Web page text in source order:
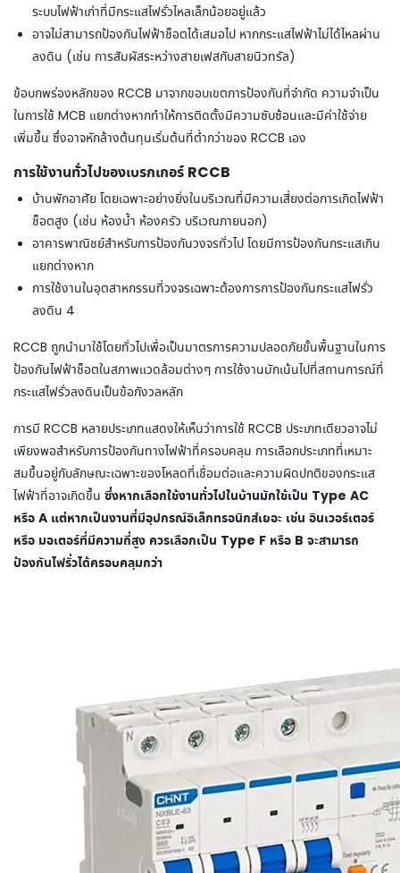
ระบบไฟฟ้าเก่าที่มีกระแสไฟรั่วไหลเล็กน้อยอยู่แล้ว
อาจไม่สามารถป้องกันไฟฟ้าช็อตได้เสมอไป หากกระแสไฟฟ้าไม่ได้ไหลผ่าน
ลงดิน (เช่น การสัมผัสระหว่างสายเฟสกับสายนิวทรัล)
ข้อบกพร่องหลักของ RCCB มาจากขอบเขตการป้องกันที่จำกัด ความจำเป็น
ในการใช้ MCB แยกต่างหากทำให้การติดตั้งมีความซับซ้อนและมีค่าใช้จ่าย
เพิ่มขึ้น ซึ่งอาจหักล้างต้นทุนเริ่มต้นที่ต่ำกว่าของ RCCB เอง
การใช้งานทั่วไปของเบรกเกอร์ RCCB
บ้านพักอาศัย โดยเฉพาะอย่างยิ่งในบริเวณที่มีความเสี่ยงต่อการเกิดไฟฟ้า
ช็อตสูง (เช่น ห้องน้ำ ห้องครัว บริเวณภายนอก)
อาคารพาณิชย์สำหรับการป้องกันวงจรทั่วไป โดยมีการป้องกันกระแสเกิน
แยกต่างหาก
การใช้งานในอุตสาหกรรมที่วงจรเฉพาะต้องการการป้องกันกระแสไฟรั่ว
ลงดิน 4
RCCB ถูกนำมาใช้โดยทั่วไปเพื่อเป็นมาตรการความปลอดภัยขั้นพื้นฐานในการ
ป้องกันไฟฟ้าช็อตในสภาพแวดล้อมต่างๆ การใช้งานมักเน้นไปที่สถานการณ์ที่
กระแสไฟรั่วลงดินเป็นข้อกังวลหลัก
การมี RCCB หลายประเภทแสดงให้เห็นว่าการใช้ RCCB ประเภทเดียวอาจไม่
เพียงพอสำหรับการป้องกันทางไฟฟ้าที่ครอบคลุม การเลือกประเภทที่เหมาะ
สมขึ้นอยู่กับลักษณะเฉพาะของโหลดที่เชื่อมต่อและความผิดปกติของกระแส
ไฟฟ้าที่อาจเกิดขึ้น ซึ่งหากเลือกใช้งานทั่วไปในบ้านมักใช้เป็น Type AC
หรือ A แต่หากเป็นงานที่มีอุปกรณ์อิเล็กทรอนิกส์เยอะ เช่น อินเวอร์เตอร์
หรือ มอเตอร์ที่มีความถี่สูง ควรเลือกเป็น Type F หรือ B จะสามารถ
ป้องกันไฟรั่วได้ครอบคลุมกว่า